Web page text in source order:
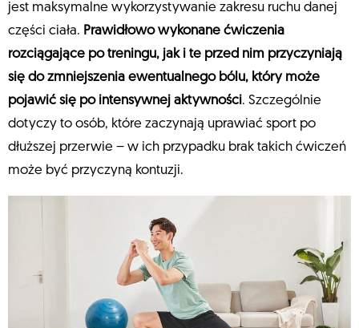
jest maksymalne wykorzystywanie zakresu ruchu danej
części ciała. Prawidłowo wykonane ćwiczenia
rozciągające po treningu, jak i te przed nim przyczyniają
się do zmniejszenia ewentualnego bólu, który może
pojawić się po intensywnej aktywności. Szczególnie
dotyczy to osób, które zaczynają uprawiać sport po
dłuższej przerwie – w ich przypadku brak takich ćwiczeń
może być przyczyną kontuzji.